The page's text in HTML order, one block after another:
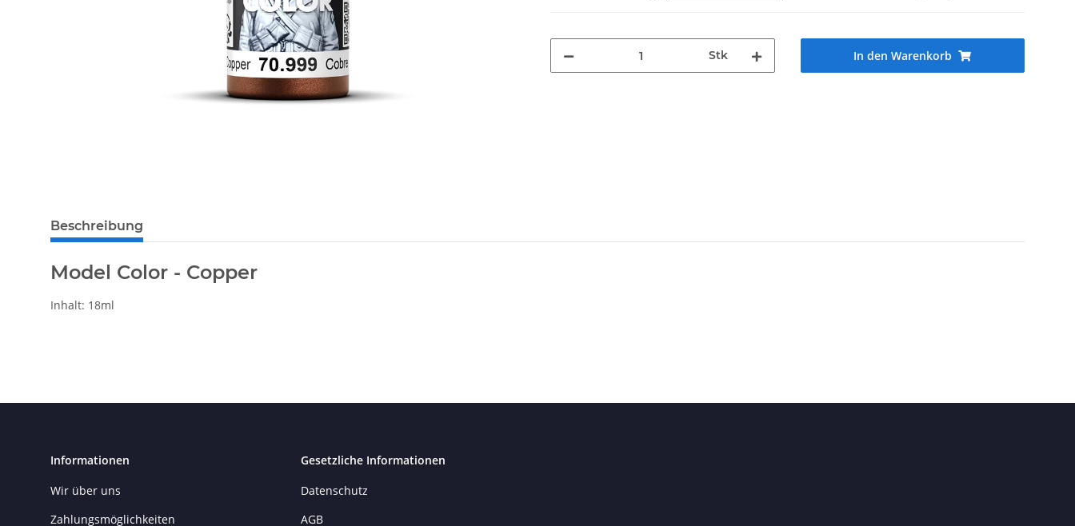
Stk In den Warenkorb
Beschreibung
Model Color - Copper
Inhalt: 18ml
Informationen
Wir über uns
Zahlungsmöglichkeiten
Gesetzliche Informationen
Datenschutz
AGB